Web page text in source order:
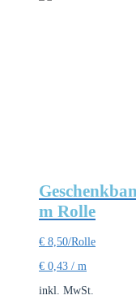
m Rolle
€ 8,50/Rolle
€ 0,43 / m
inkl. MwSt.